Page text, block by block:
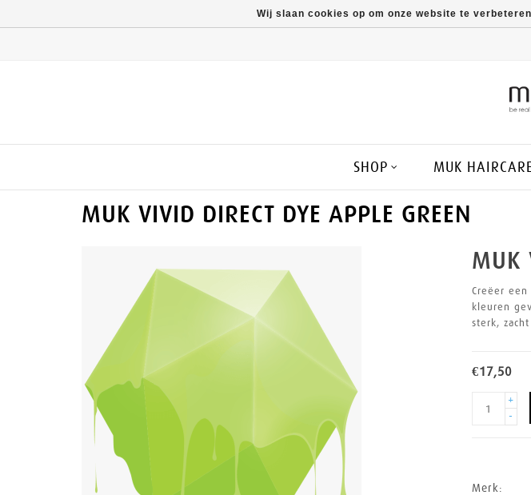
SHOP MUK
MUK VIVID DIRECT DYE APPLE GREEN
MUK
Creëer
kleuren
sterk,
€17,50
+
-
Merk:
Wij slaan cookies op om onze website te